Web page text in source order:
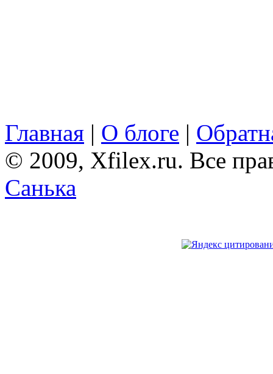
Главная | О блоге |
© 2009, Xfilex.ru. Все
Санька